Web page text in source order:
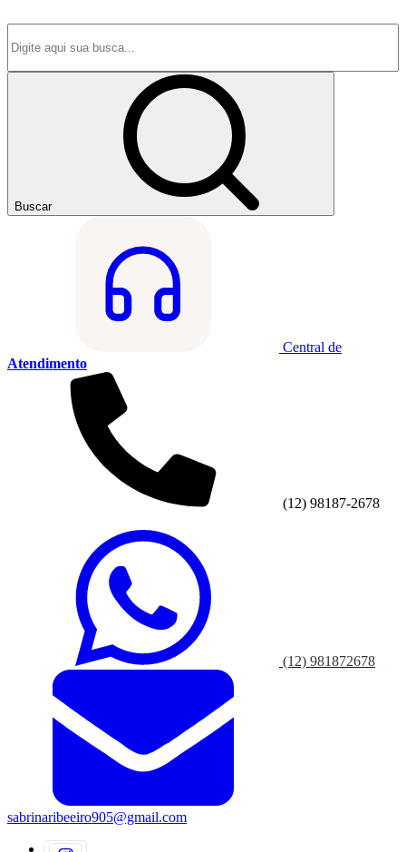
Buscar
Central de
Atendimento
(12) 98187-2678
(12) 981872678
sabrinaribeeiro905@gmail.com